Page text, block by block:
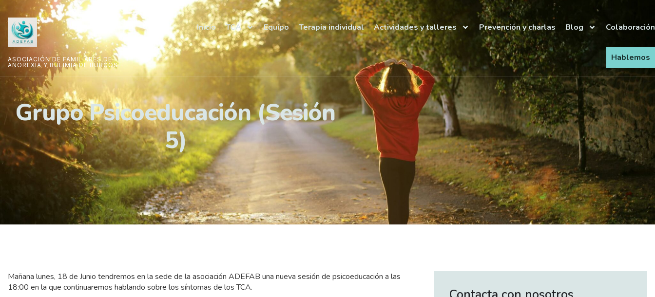
ASOCIACIÓN DE FAMILIARES DE
ANOREXIA Y BULIMIA DE BURGOS
Inicio TCA Equipo Terapia individual Actividades y talleres Prevención y charlas Blog Colaboración
Hablemos
Grupo Psicoeducación (Sesión
5)
Mañana lunes, 18 de Junio tendremos en la sede de la asociación ADEFAB una nueva sesión de psicoeducación a las
18:00 en la que continuaremos hablando sobre los síntomas de los TCA.